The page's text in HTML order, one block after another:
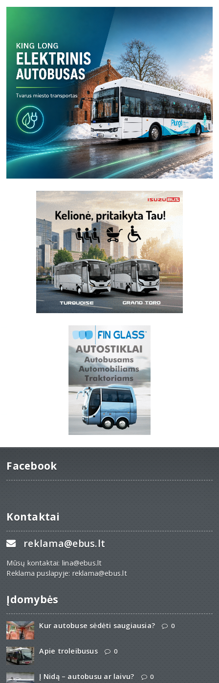
Facebook
Kontaktai
reklama@ebus.lt
Mūsų kontaktai: lina@ebus.lt
Reklama puslapyje: reklama@ebus.lt
Įdomybės
Kur autobuse sėdėti saugiausia? 0
Apie troleibusus 0
Į Nidą – autobusu ar laivu? 0